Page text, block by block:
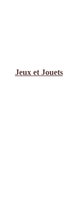
Jeux et Jouets